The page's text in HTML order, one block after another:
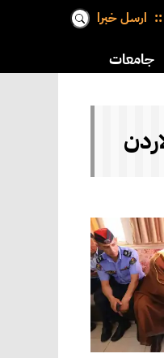
ارسل خبرا
جامعات